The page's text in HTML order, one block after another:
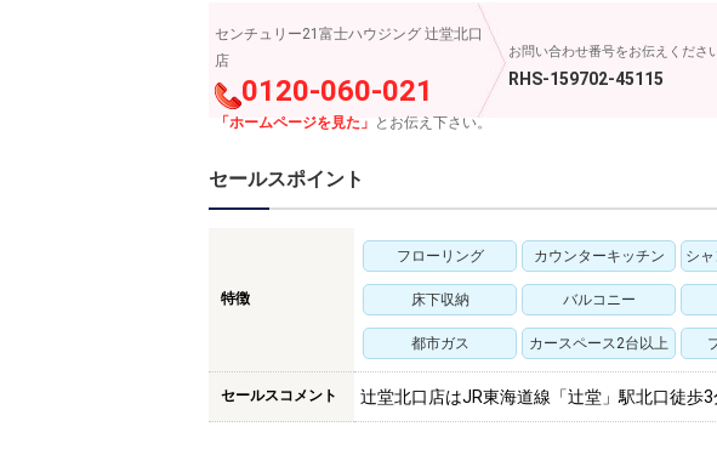
センチュリー21富士ハウジング 辻堂北口
店
0120-060-021
「ホームページを見た」 とお伝え下さい。
お問い合わせ番号をお伝えくださ
RHS-159702-45115
セールスポイント
特徴
フローリング カウンターキッチン シ
床下収納 バルコニー
都市ガス カースペース2台以上
セールスコメント 辻堂北口店はJR東海道線「辻堂」駅北口徒歩